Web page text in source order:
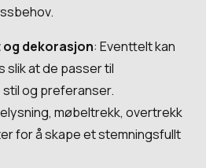
dekorasjon: Eventtelt kan
at de passer til
og preferanser.
møbeltrekk, overtrekk
for å skape et stemningsfullt